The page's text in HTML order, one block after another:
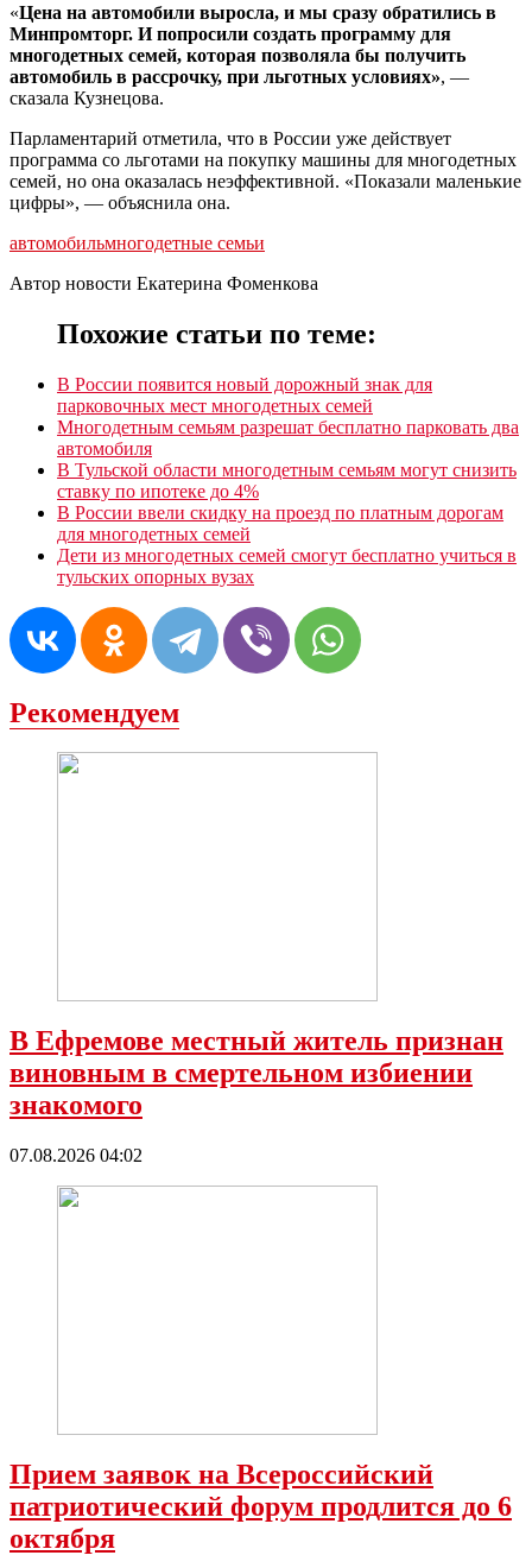
«Цена на автомобили выросла, и мы сразу обратились в
Минпромторг. И попросили создать программу для
многодетных семей, которая позволяла бы получить
автомобиль в рассрочку, при льготных условиях», —
сказала Кузнецова.
Парламентарий отметила, что в России уже действует
программа со льготами на покупку машины для многодетных
семей, но она оказалась неэффективной. «Показали маленькие
цифры», — объяснила она.
автомобильмногодетные семьи
Автор новости Екатерина Фоменкова
Похожие статьи по теме:
В России появится новый дорожный знак для
парковочных мест многодетных семей
Многодетным семьям разрешат бесплатно парковать два
автомобиля
В Тульской области многодетным семьям могут снизить
ставку по ипотеке до 4%
В России ввели скидку на проезд по платным дорогам
для многодетных семей
Дети из многодетных семей смогут бесплатно учиться в
тульских опорных вузах
Рекомендуем
В Ефремове местный житель признан
виновным в смертельном избиении
знакомого
07.08.2026 04:02
Прием заявок на Всероссийский
патриотический форум продлится до 6
октября